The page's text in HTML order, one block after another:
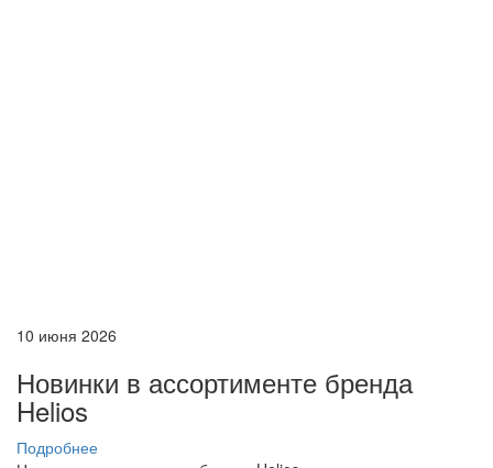
10 июня 2026
Новинки в ассортименте бренда
Helios
Подробнее